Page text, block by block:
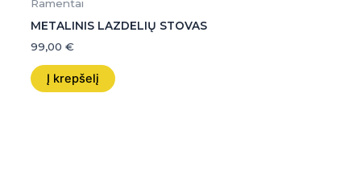
Ramentai
METALINIS LAZDELIŲ STOVAS
99,00 €
Į krepšelį